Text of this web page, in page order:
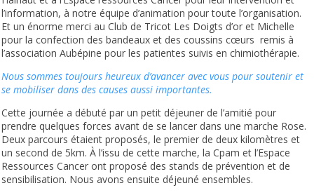
l’information, à notre équipe d’animation pour toute l’organisation.
Et un énorme merci au Club de Tricot Les Doigts d’or et Michelle
pour la confection des bandeaux et des coussins cœurs remis à
l’association Aubépine pour les patientes suivis en chimiothérapie.
Nous sommes toujours heureux d’avancer avec vous pour soutenir et
se mobiliser dans des causes aussi importantes.
Cette journée a débuté par un petit déjeuner de l’amitié pour
prendre quelques forces avant de se lancer dans une marche Rose.
Deux parcours étaient proposés, le premier de deux kilomètres et
un second de 5km. À l’issu de cette marche, la Cpam et l’Espace
Ressources Cancer ont proposé des stands de prévention et de
sensibilisation. Nous avons ensuite déjeuné ensembles.